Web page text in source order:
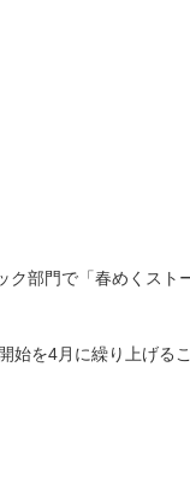
部門で「春めくスト
始を4月に繰り上げる